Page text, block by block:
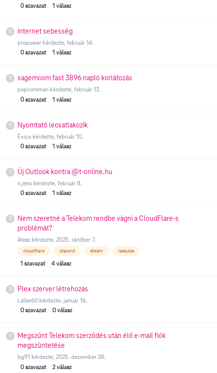
0 szavazat 1 válasz
internet sebesség
propower kérdezte, február 14.
0 szavazat 1 válasz
sagemcom fast 3896 napló korlátozás
popcornman kérdezte, február 13.
0 szavazat 1 válasz
Nyomtató lecsatlakozik
Évica kérdezte, február 10.
0 szavazat 1 válasz
Új Outlook kontra @t-online.hu
n.jeno kérdezte, február 8.
0 szavazat 1 válasz
Nem szeretné a Telekom rendbe vágni a CloudFlare-s
problémát?
Atesz kérdezte, 2025. október 7.
cloudflare discord steam lassulás
1 szavazat 4 válasz
Plex szerver létrehozás
Laller60 kérdezte, január 16.
0 szavazat 0 válasz
Megszűnt Telekom szerződés után élő e-mail fiók
megszüntetése
bg91 kérdezte, 2025. december 28.
0 szavazat 2 válasz